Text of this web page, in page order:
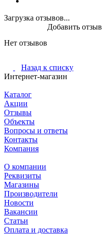
Загрузка отзывов...
Нет отзывов
Добавить отзыв
Назад к списку
Интернет-магазин
Каталог
Акции
Отзывы
Объекты
Вопросы и ответы
Контакты
Компания
О компании
Реквизиты
Магазины
Производители
Новости
Вакансии
Статьи
Оплата и доставка